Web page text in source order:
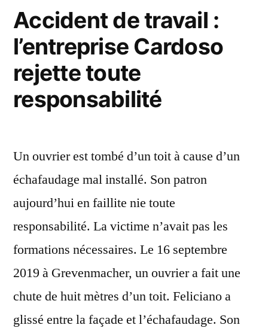
grave
accident
de
travail
dans
entreprise
de
logistique »
Accident de travail :
l’entreprise Cardoso
rejette toute
responsabilité
Un ouvrier est tombé d’un toit à cause d’un
échafaudage mal installé. Son patron
aujourd’hui en faillite nie toute
responsabilité. La victime n’avait pas les
formations nécessaires. Le 16 septembre
2019 à Grevenmacher, un ouvrier a fait une
chute de huit mètres d’un toit. Feliciano a
glissé entre la façade et l’échafaudage. Son